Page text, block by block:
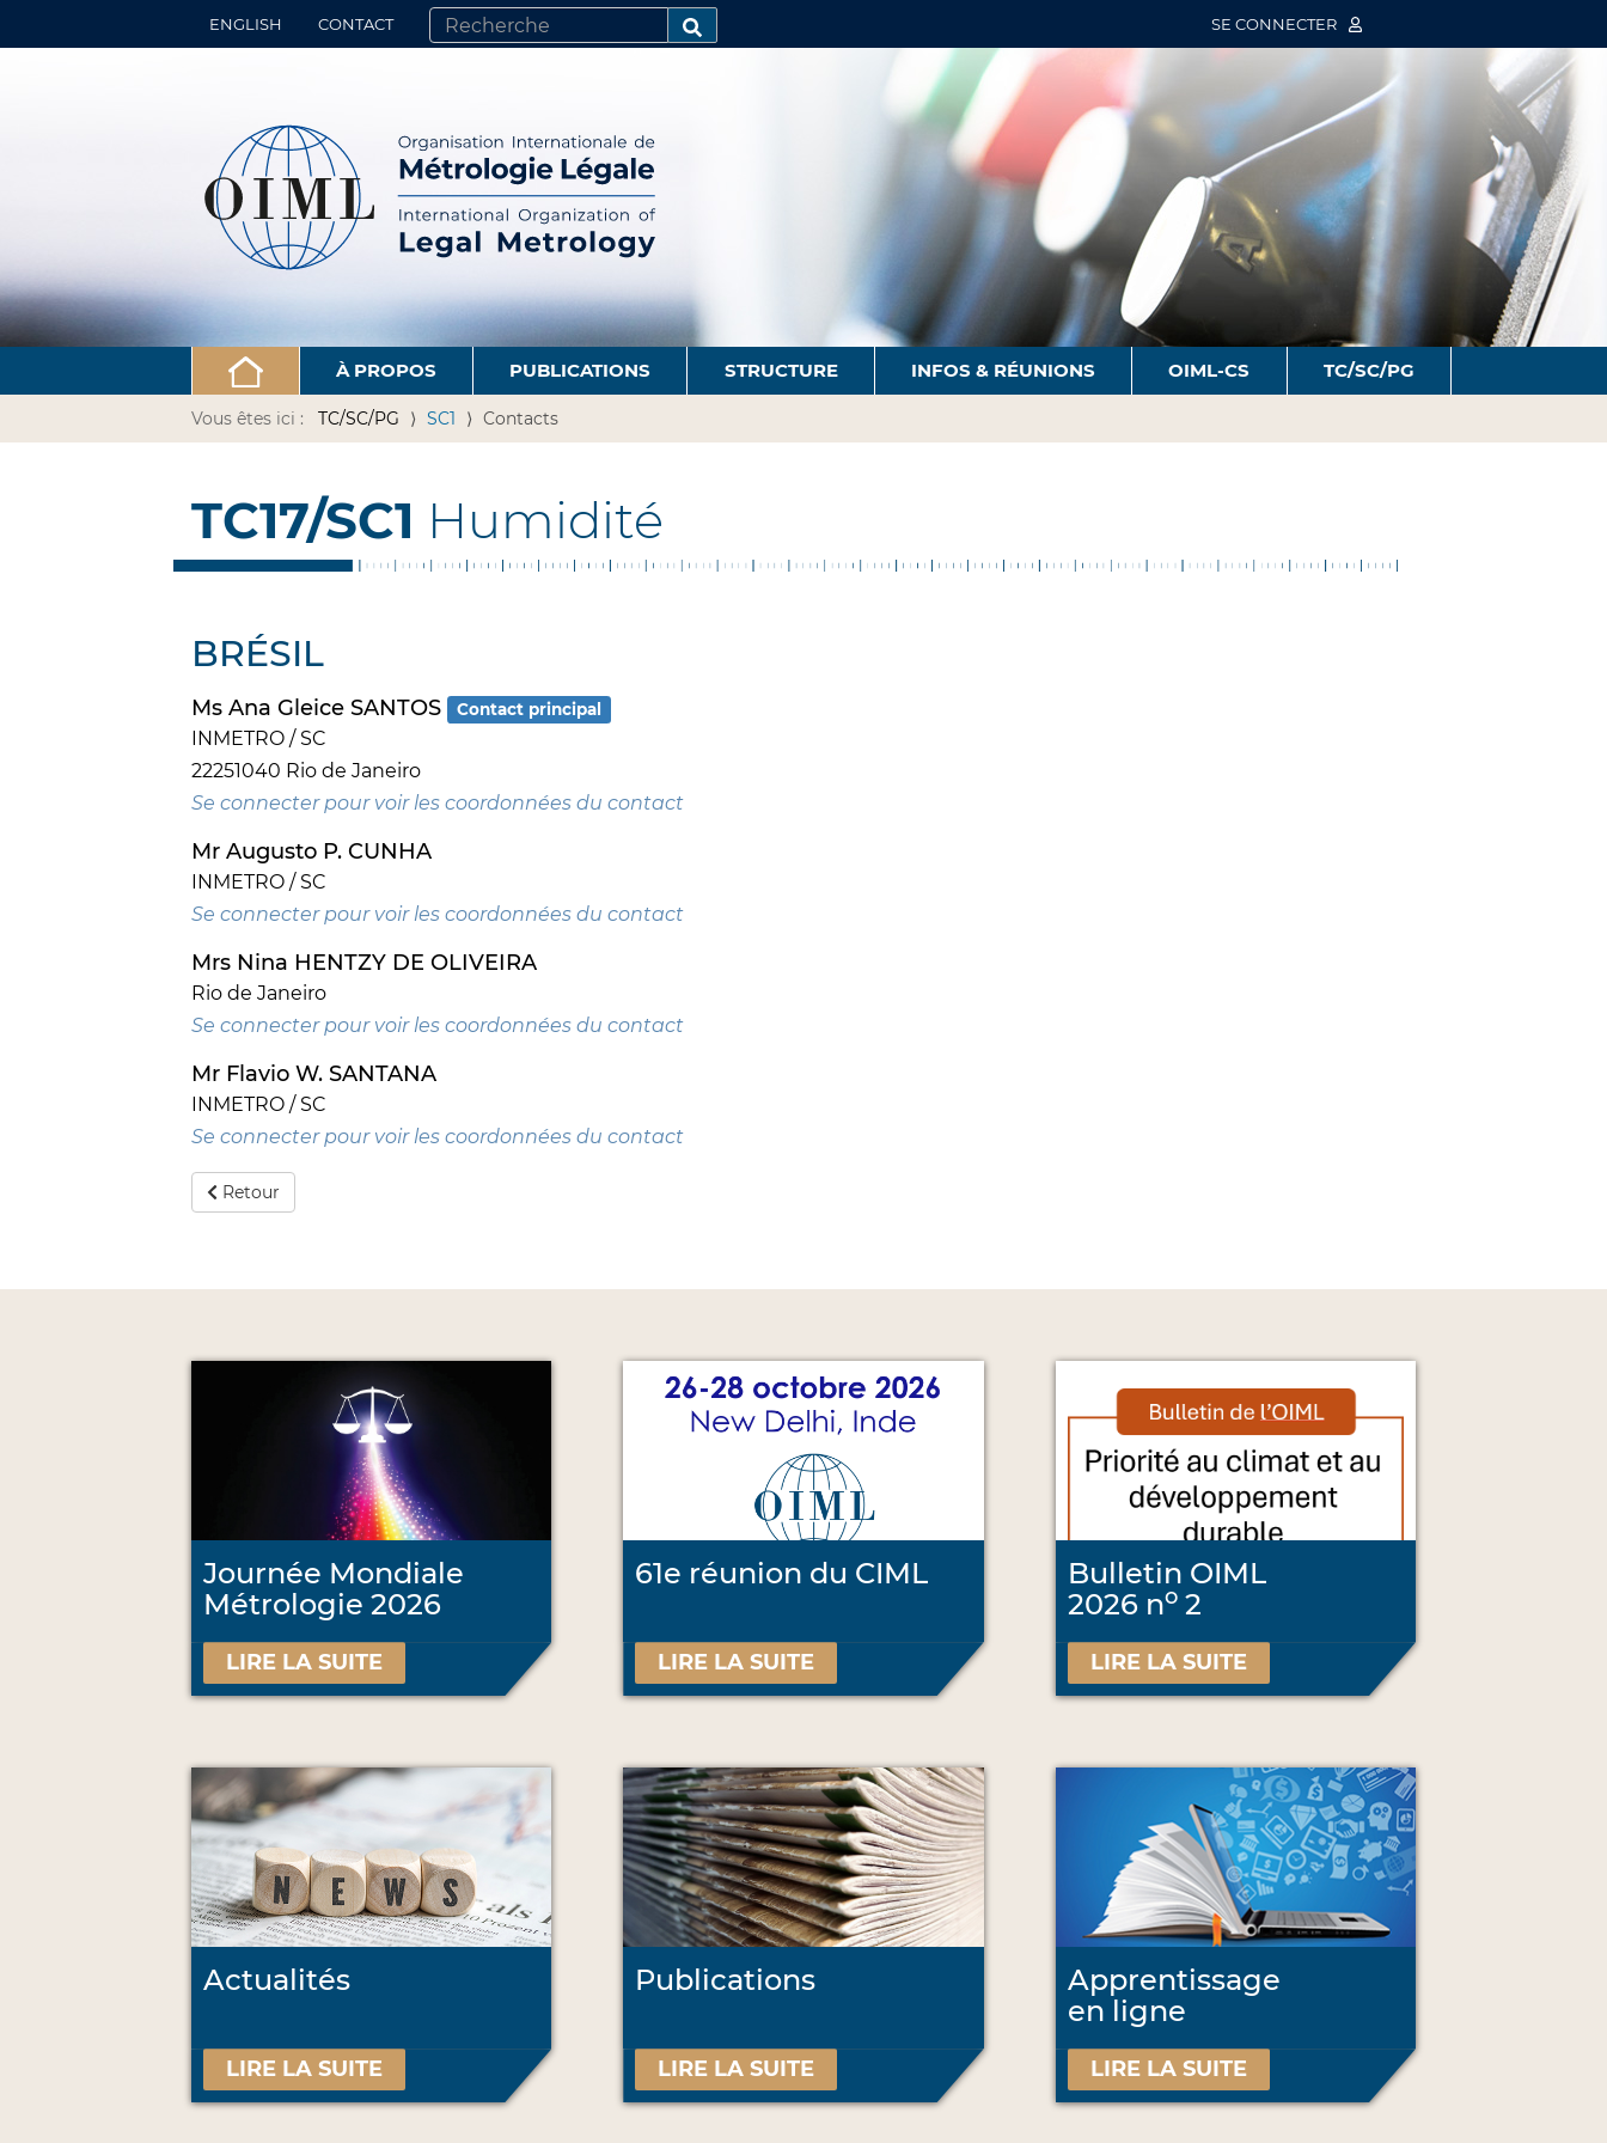
ENGLISH CONTACT
CHERCHER PAR
RECHERCHE AVANCÉE…
SE CONNECTER
À PROPOS PUBLICATIONS STRUCTURE INFOS & RÉUNIONS OIML-CS TC/SC/PG
Vous êtes ici : TC/SC/PG SC1 Contacts
TC17/SC1 Humidité
BRÉSIL
Ms Ana Gleice SANTOS Contact principal
INMETRO / SC
22251040 Rio de Janeiro
Se connecter pour voir les coordonnées du contact
Mr Augusto P. CUNHA
INMETRO / SC
Se connecter pour voir les coordonnées du contact
Mrs Nina HENTZY DE OLIVEIRA
Rio de Janeiro
Se connecter pour voir les coordonnées du contact
Mr Flavio W. SANTANA
INMETRO / SC
Se connecter pour voir les coordonnées du contact
Retour
Journée Mondiale
Métrologie 2026
LIRE LA SUITE
61e réunion du CIML
LIRE LA SUITE
Bulletin OIML
2026 no2
LIRE LA SUITE
Actualités
LIRE LA SUITE
Publications
LIRE LA SUITE
Apprentissage
en ligne
LIRE LA SUITE